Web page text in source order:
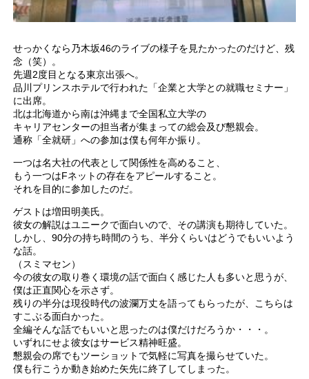
せっかくなら乃木坂46のライブの様子を見たかったのだけど、残
念（笑）。
先週2度目となる東京出張へ。
品川プリンスホテルで行われた「企業と大学との就職セミナー」
に出席。
北は北海道から南は沖縄まで全国私立大学の
キャリアセンターの担当者が集まっての総会及び懇親会。
通称「全就研」への参加は僕も何年か振り。
一つは名大社の代表として関係性を高めること、
もう一つはFネットの存在をアピールすること。
それを目的に参加したのだ。
ゲストは増田明美氏。
彼女の解説はユニークで面白いので、その講演も期待していた。
しかし、90分の持ち時間のうち、半分くらいはどうでもいいよう
な話。
（スミマセン）
今の彼女の取り巻く環境の話で面白く感じた人も多いと思うが、
僕は正直関心を示さず。
残りの半分は現役時代の波瀾万丈を語ってもらったが、こちらは
すこぶる面白かった。
全編そんな話でもいいと思ったのは僕だけだろうか・・・。
いずれにせよ彼女はサービス精神旺盛。
懇親会の席でもツーショットで気軽に写真を撮らせていた。
僕も行こうか動き始めた矢先に終了してしまった。